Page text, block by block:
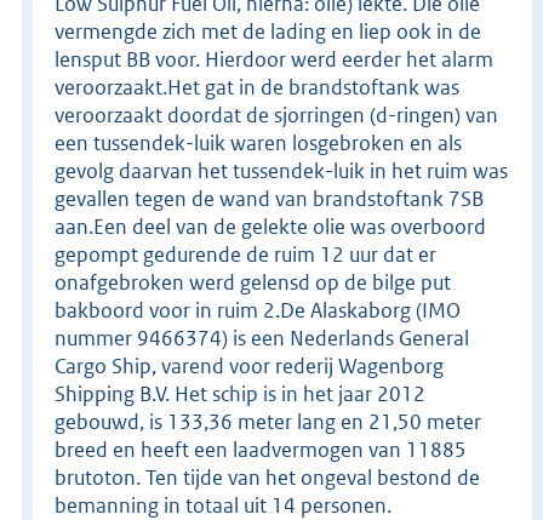
vermengde zich met de lading en liep ook in de
lensput BB voor. Hierdoor werd eerder het alarm
veroorzaakt.Het gat in de brandstoftank was
veroorzaakt doordat de sjorringen (d-ringen) van
een tussendek-luik waren losgebroken en als
gevolg daarvan het tussendek-luik in het ruim was
gevallen tegen de wand van brandstoftank 7SB
aan.Een deel van de gelekte olie was overboord
gepompt gedurende de ruim 12 uur dat er
onafgebroken werd gelensd op de bilge put
bakboord voor in ruim 2.De Alaskaborg (IMO
nummer 9466374) is een Nederlands General
Cargo Ship, varend voor rederij Wagenborg
Shipping B.V. Het schip is in het jaar 2012
gebouwd, is 133,36 meter lang en 21,50 meter
breed en heeft een laadvermogen van 11885
brutoton. Ten tijde van het ongeval bestond de
bemanning in totaal uit 14 personen.